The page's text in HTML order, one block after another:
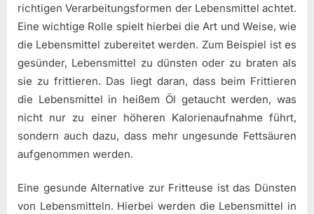
richtigen Verarbeitungsformen der Lebensmittel achtet.
Eine wichtige Rolle spielt hierbei die Art und Weise, wie
die Lebensmittel zubereitet werden. Zum Beispiel ist es
gesünder, Lebensmittel zu dünsten oder zu braten als
sie zu frittieren. Das liegt daran, dass beim Frittieren
die Lebensmittel in heißem Öl getaucht werden, was
nicht nur zu einer höheren Kalorienaufnahme führt,
sondern auch dazu, dass mehr ungesunde Fettsäuren
aufgenommen werden.
Eine gesunde Alternative zur Fritteuse ist das Dünsten
von Lebensmitteln. Hierbei werden die Lebensmittel in